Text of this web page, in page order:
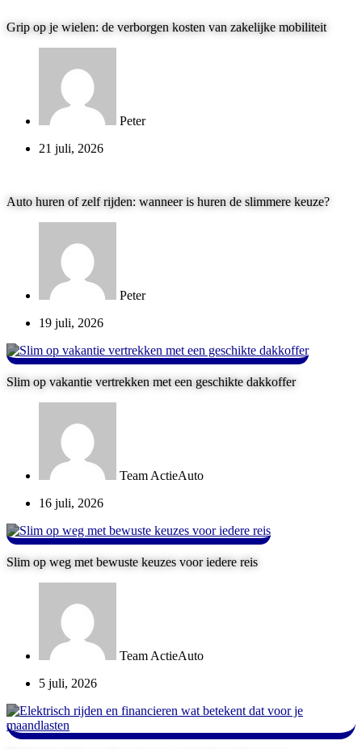
Grip op je wielen: de verborgen kosten van zakelijke mobiliteit
Peter
21 juli, 2026
Auto huren of zelf rijden: wanneer is huren de slimmere keuze?
Peter
19 juli, 2026
Slim op vakantie vertrekken met een geschikte dakkoffer
Team ActieAuto
16 juli, 2026
Slim op weg met bewuste keuzes voor iedere reis
Team ActieAuto
5 juli, 2026